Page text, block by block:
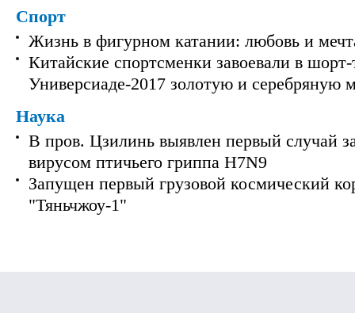
Спорт
Жизнь в фигурном катании: любовь и
Китайские спортсменки завоевали в шорт-
Универсиаде-2017 золотую и серебряную
Наука
В пров. Цзилинь выявлен первый случай
вирусом птичьего гриппа H7N9
Запущен первый грузовой космический
"Тяньчжоу-1"